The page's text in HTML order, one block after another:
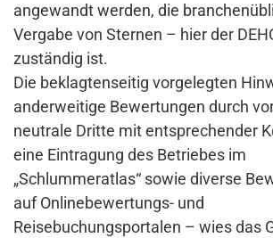
angewandt werden, die
Vergabe von Sternen – hier der
zuständig ist.
Die beklagtenseitig vorgelegten
anderweitige Bewertungen durch
neutrale Dritte mit entsprechender
eine Eintragung des Betriebes im
„Schlummeratlas“ sowie diverse
auf Onlinebewertungs- und
Reisebuchungsportalen – wies das